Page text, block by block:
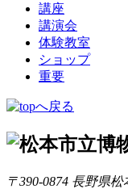
講座
講演会
体験教室
ショップ
重要
〒390-0874 長野県